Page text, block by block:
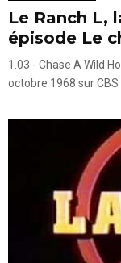
Le Ranch L,
épisode Le
1.03 - Chase A Wild
octobre 1968 sur